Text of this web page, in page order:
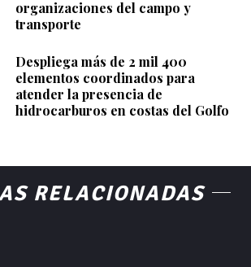
organizaciones del campo y
transporte
Despliega más de 2 mil 400
elementos coordinados para
atender la presencia de
hidrocarburos en costas del Golfo
RELACIONADAS